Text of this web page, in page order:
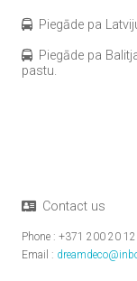
Piegāde pa
Piegāde pa
pastu.
Contact us
Phone : +371 200 20
Email :